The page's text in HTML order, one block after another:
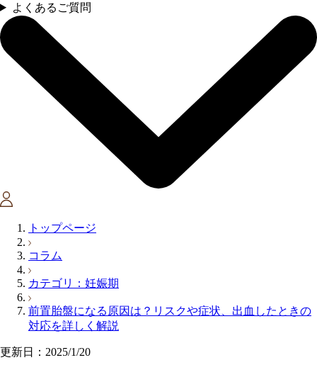
よくあるご質問
トップページ
コラム
カテゴリ：妊娠期
前置胎盤になる原因は？リスクや症状、出血したときの
対応を詳しく解説
更新日：2025/1/20